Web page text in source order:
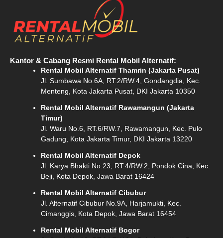
Kantor & Cabang Resmi Rental Mobil Alternatif:
Rental Mobil Alternatif Thamrin (Jakarta Pusat)
Jl. Sumbawa No.6A, RT.2/RW.4, Gondangdia, Kec.
Menteng, Kota Jakarta Pusat, DKI Jakarta 10350
Rental Mobil Alternatif Rawamangun (Jakarta
Timur)
Jl. Waru No.6, RT.6/RW.7, Rawamangun, Kec. Pulo
Gadung, Kota Jakarta Timur, DKI Jakarta 13220
Rental Mobil Alternatif Depok
Jl. Karya Bhakti No.23, RT.4/RW.2, Pondok Cina, Kec.
Beji, Kota Depok, Jawa Barat 16424
Rental Mobil Alternatif Cibubur
Jl. Alternatif Cibubur No.9A, Harjamukti, Kec.
Cimanggis, Kota Depok, Jawa Barat 16454
Rental Mobil Alternatif Bogor